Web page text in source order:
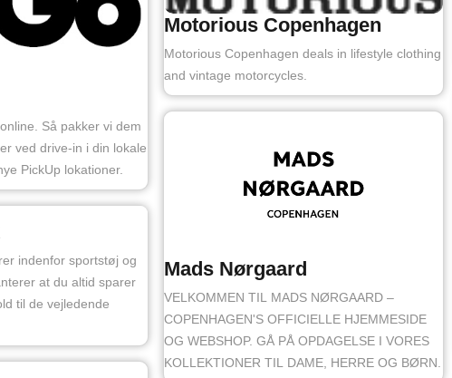
Så pakker vi dem
ved drive-in i din lokale
PickUp lokationer.
indenfor sportstøj og
at du altid sparer
til de vejledende
Motorious Copenhagen
Motorious Copenhagen deals in lifestyle clothing
and vintage motorcycles.
Mads Nørgaard
VELKOMMEN TIL MADS NØRGAARD –
COPENHAGEN'S OFFICIELLE HJEMMESIDE
OG WEBSHOP. GÅ PÅ OPDAGELSE I VORES
KOLLEKTIONER TIL DAME, HERRE OG BØRN.